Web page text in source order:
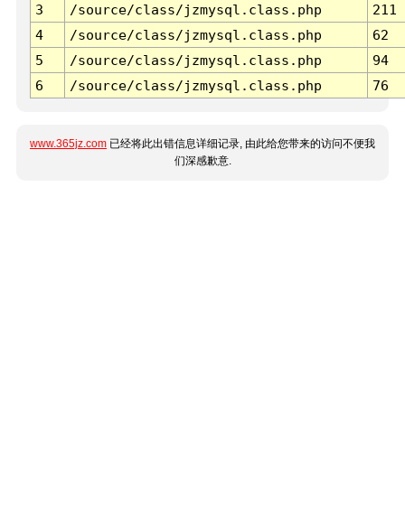
3 /source/class/jzmysql.class.php
211
4
/source/class/jzmysql.class.php
62
5
/source/class/jzmysql.class.php
94
6
/source/class/jzmysql.class.php 76
www.365jz.com 已经将此出错信息详细记录, 由此给您带来的访问不便我
们深感歉意.